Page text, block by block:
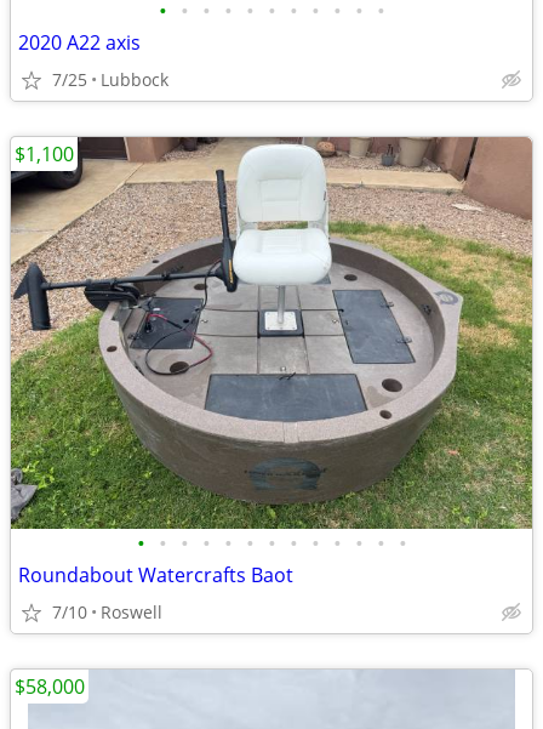
• • • • • • • • • • •
2020 A22 axis
7/25 Lubbock
• • • • • • • • • • • • •
Roundabout Watercrafts Baot
7/10 Roswell
$1,100
$58,000